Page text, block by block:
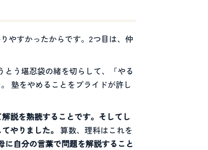
やすかったからです。2つ目は、仲
う堪忍袋の緒を切らして、「やる
塾をやめることをプライドが許し
説を熟読することです。そしてし
やりました。 算数、理科はこれを
自分の言葉で問題を解説すること